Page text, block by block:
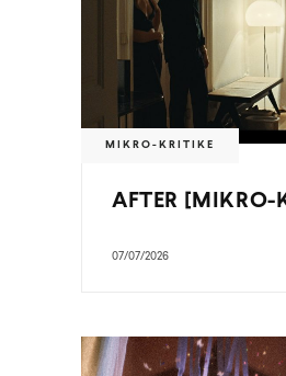
MIKRO-KRITIKE
AFTER [MIKRO-
07/07/2026